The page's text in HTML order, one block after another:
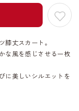
膝丈スカート。
な風を感じさせる一枚
に美しいシルエットを